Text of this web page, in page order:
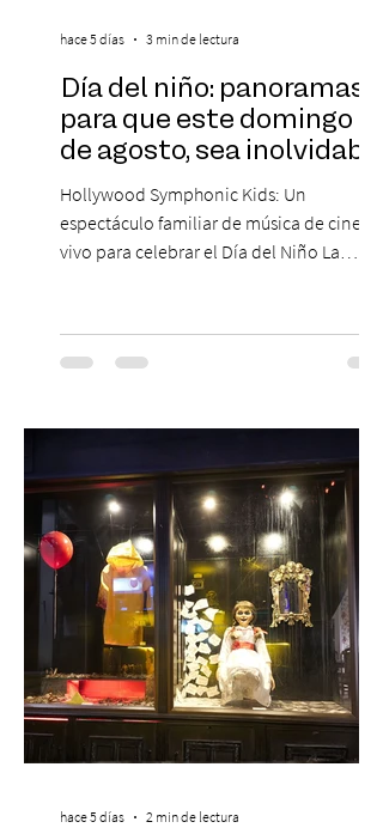
Día del niño: panoramas
para que este domingo 09
de agosto, sea inolvidable
Hollywood Symphonic Kids: Un
espectáculo familiar de música de cine en
vivo para celebrar el Día del Niño La
musical única e inolvidable con motivo del
Día del Niño. El espectáculo Hollywood
de todos los tiempos en un concierto en
sinfónica en pleno, coro y una
sorprendente puesta en escena pensada
especialmente pa
hace 5 días 3 min de lectura
hace 5 días 2 min de lectura